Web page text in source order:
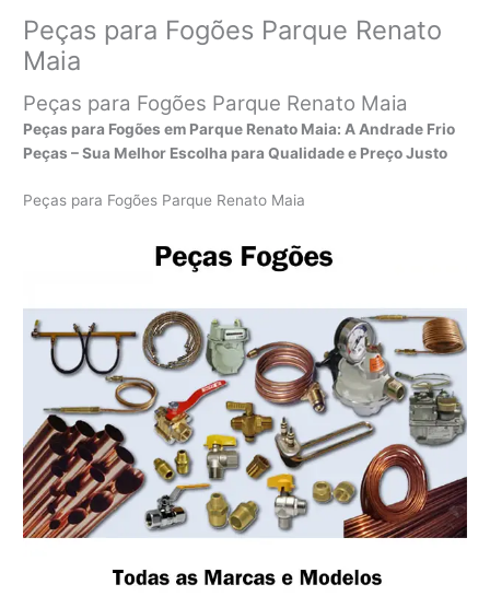
Peças para Fogões Parque Renato
Maia
Peças para Fogões Parque Renato Maia
Peças para Fogões em Parque Renato Maia: A Andrade Frio
Peças – Sua Melhor Escolha para Qualidade e Preço Justo
Peças para Fogões Parque Renato Maia